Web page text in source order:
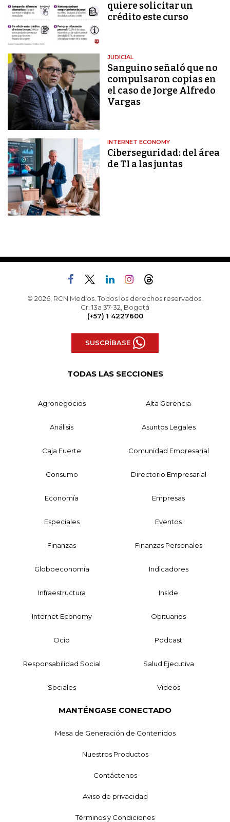
quiere solicitar un
crédito este curso
JUDICIAL
Sanguino señaló que no
compulsaron copias en
el caso de Jorge Alfredo
Vargas
INTERNET ECONOMY
Ciberseguridad: del área
de TI a las juntas
© 2026, RCN Medios. Todos los derechos reservados.
Cr. 13a 37-32, Bogotá
(+57) 1 4227600
SUSCRÍBASE
TODAS LAS SECCIONES
Agronegocios Alta Gerencia
Análisis Asuntos Legales
Caja Fuerte Comunidad Empresarial
Consumo Directorio Empresarial
Economía Empresas
Especiales Eventos
Finanzas Finanzas Personales
Globoeconomía Indicadores
Infraestructura Inside
Internet Economy Obituarios
Ocio Podcast
Responsabilidad Social Salud Ejecutiva
Sociales Videos
MANTÉNGASE CONECTADO
Mesa de Generación de Contenidos
Nuestros Productos
Contáctenos
Aviso de privacidad
Términos y Condiciones